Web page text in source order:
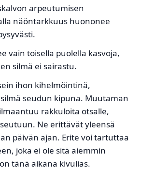
arpeutumisen
näöntarkkuus huononee
vain toisella puolella kasvoja,
silmä ei sairastu.
ihon kihelmöintinä,
seudun kipuna. Muutaman
rakkuloita otsalle,
Ne erittävät yleensä
päivän ajan. Erite voi tartuttaa
joka ei ole sitä aiemmin
tänä aikana kivulias.